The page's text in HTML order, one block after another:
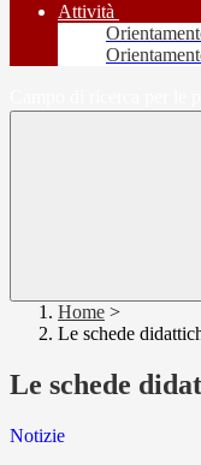
Attività
Home >
Le schede
Le schede
Notizie